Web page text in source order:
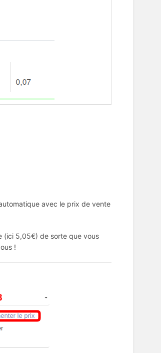
avec le prix de vente
(ici 5,05€) de sorte que vous
!